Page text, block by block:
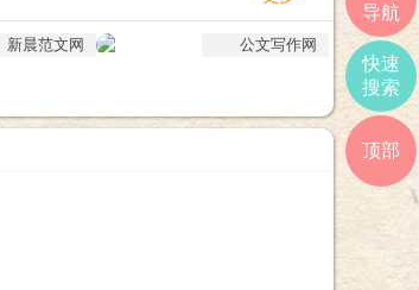
新晨范文网 公文写作网
导航
快速
搜索
顶部